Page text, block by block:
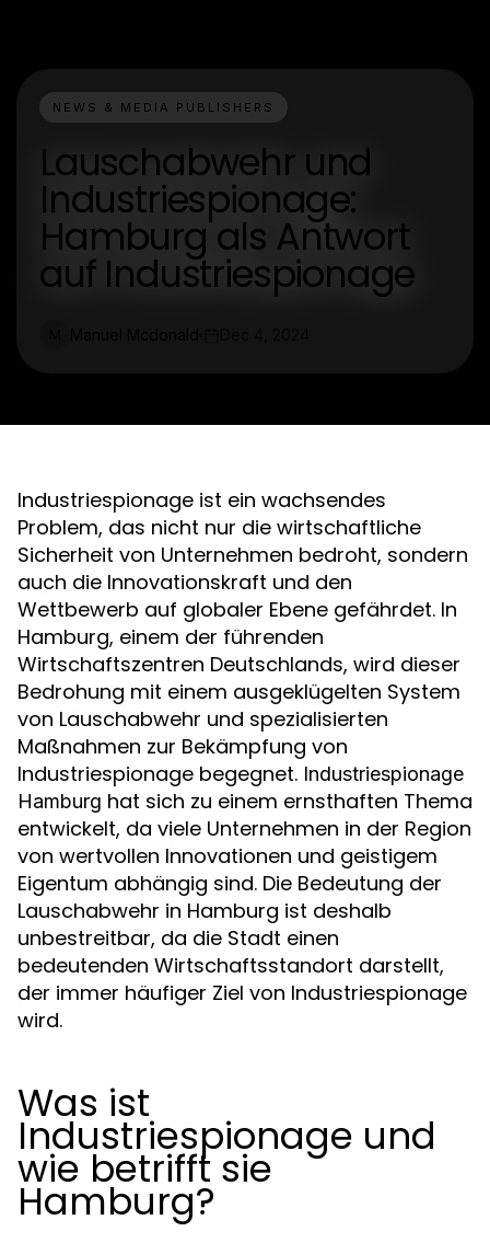
NEWS & MEDIA PUBLISHERS
Lauschabwehr und
Industriespionage:
Hamburg als Antwort
auf Industriespionage
Industriespionage ist ein wachsendes
Problem, das nicht nur die wirtschaftliche
Sicherheit von Unternehmen bedroht, sondern
auch die Innovationskraft und den
Wettbewerb auf globaler Ebene gefährdet. In
Hamburg, einem der führenden
Wirtschaftszentren Deutschlands, wird dieser
Bedrohung mit einem ausgeklügelten System
von Lauschabwehr und spezialisierten
Maßnahmen zur Bekämpfung von
Industriespionage begegnet. Industriespionage
Hamburg hat sich zu einem ernsthaften Thema
entwickelt, da viele Unternehmen in der Region
von wertvollen Innovationen und geistigem
Eigentum abhängig sind. Die Bedeutung der
Lauschabwehr in Hamburg ist deshalb
unbestreitbar, da die Stadt einen
bedeutenden Wirtschaftsstandort darstellt,
der immer häufiger Ziel von Industriespionage
wird.
Was ist
Industriespionage und
wie betrifft sie
Hamburg?